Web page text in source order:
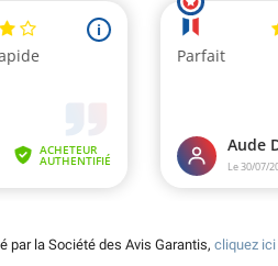
par la Société des Avis Garantis, cliquez ici